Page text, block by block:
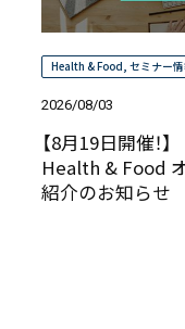
Health & Food, セミナー
2026/08/03
【8月19日開催！】
Health & Food
紹介のお知らせ